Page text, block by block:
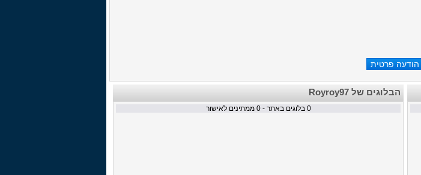
הבלוגים של Royroy97
0 בלוגים באתר -0 ממתינים לאישור